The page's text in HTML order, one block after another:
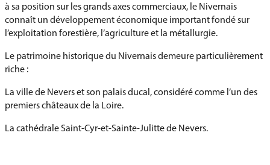
à sa position sur les grands axes commerciaux, le Nivernais
connaît un développement économique important fondé sur
l’exploitation forestière, l’agriculture et la métallurgie.
Le patrimoine historique du Nivernais demeure particulièrement
riche :
La ville de Nevers et son palais ducal, considéré comme l’un des
premiers châteaux de la Loire.
La cathédrale Saint-Cyr-et-Sainte-Julitte de Nevers.